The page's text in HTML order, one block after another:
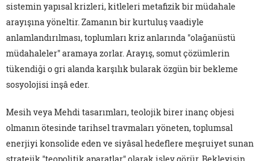
sistemin yapısal krizleri, kitleleri metafizik bir müdahale
arayışına yöneltir. Zamanın bir kurtuluş vaadiyle
anlamlandırılması, toplumları kriz anlarında "olağanüstü
müdahaleler" aramaya zorlar. Arayış, somut çözümlerin
tükendiği o gri alanda karşılık bularak özgün bir bekleme
sosyolojisi inşâ eder.
Mesih veya Mehdi tasarımları, teolojik birer inanç objesi
olmanın ötesinde tarihsel travmaları yöneten, toplumsal
enerjiyi konsolide eden ve siyâsal hedeflere meşruiyet sunan